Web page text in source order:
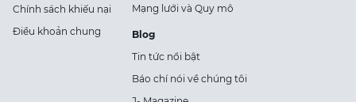
Chính sách khiếu nại
Điều khoản chung
Mạng lưới và Quy mô
Blog
Tin tức nổi bật
Báo chí nói về chúng tôi